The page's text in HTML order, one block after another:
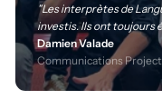
"Les interprètes de
investis. Ils ont toujours
Damien Valade
Communications